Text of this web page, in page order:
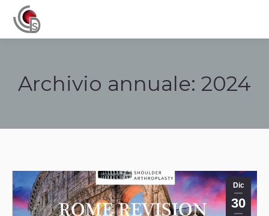
Archivio annuale: 2024
Dic
30